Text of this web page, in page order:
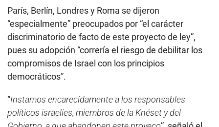
París, Berlín, Londres y Roma se dijeron
“especialmente” preocupados por “el carácter
discriminatorio de facto de este proyecto de ley”,
pues su adopción “correría el riesgo de debilitar los
compromisos de Israel con los principios
democráticos”.
“Instamos encarecidamente a los responsables
políticos israelíes, miembros de la Knéset y del